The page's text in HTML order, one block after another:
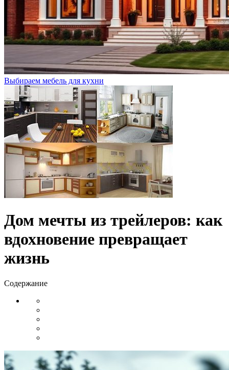
Выбираем мебель для кухни
Дом мечты из трейлеров: как
вдохновение превращает
жизнь
Содержание